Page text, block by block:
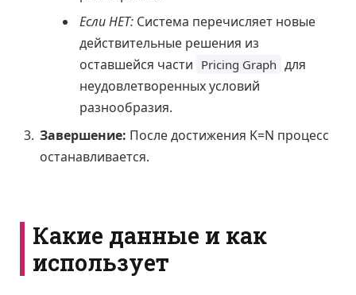
Если НЕТ: Система перечисляет новые
действительные решения из
оставшейся части Pricing Graph для
неудовлетворенных условий
разнообразия.
Завершение: После достижения K=N процесс
останавливается.
Какие данные и как
использует